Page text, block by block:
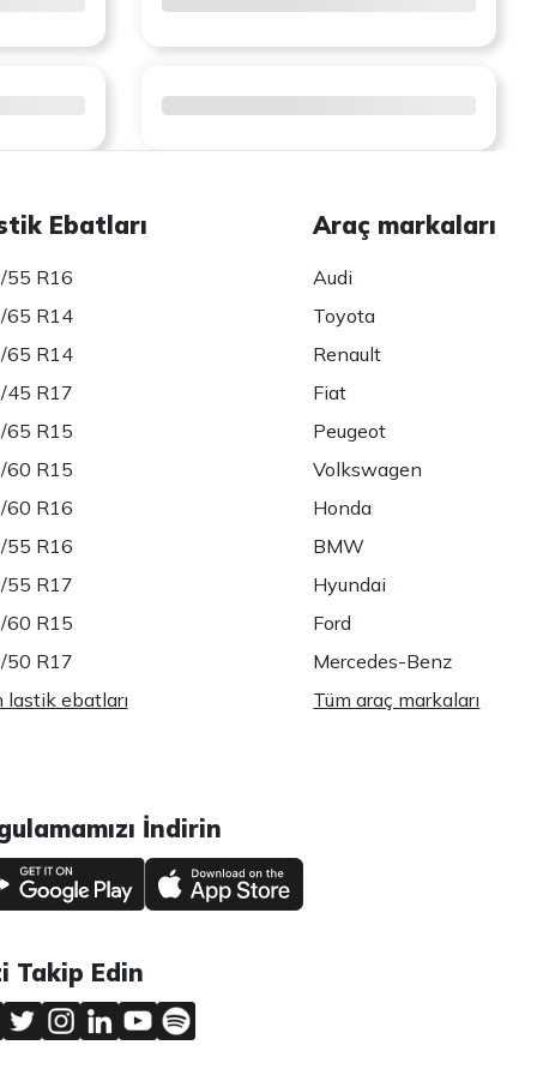
Ebatları
55 R16
65 R14
65 R14
45 R17
65 R15
60 R15
60 R16
55 R16
55 R17
60 R15
50 R17
lastik ebatları
Araç markaları
Audi
Toyota
Renault
Fiat
Peugeot
Volkswagen
Honda
BMW
Hyundai
Ford
Mercedes-Benz
Tüm araç markaları
İndirin
Takip Edin